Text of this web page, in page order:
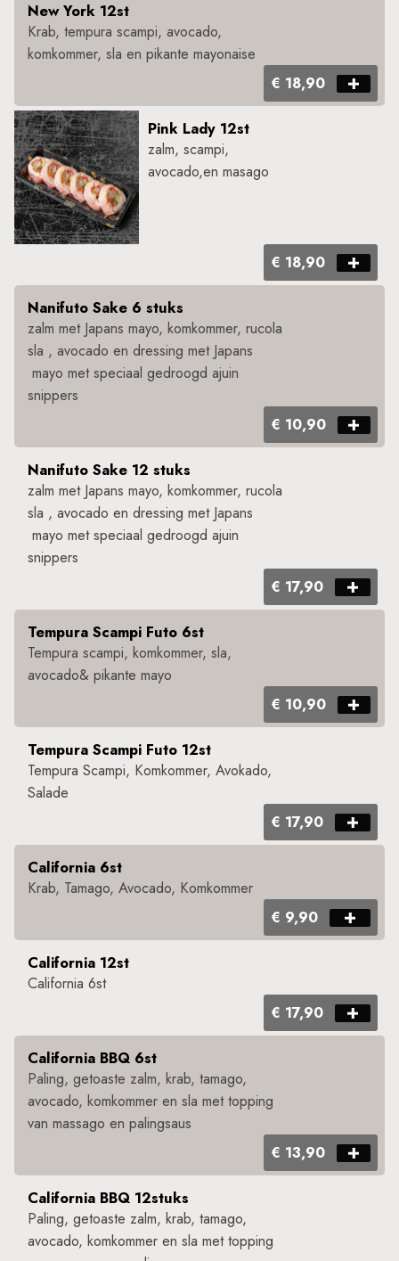
New York 12st
Krab, tempura scampi, avocado,
komkommer, sla en pikante mayonaise ​
€ 18,90
Pink Lady 12st
zalm, scampi,
avocado,en masago
€ 18,90
Nanifuto Sake 6 stuks
zalm met Japans mayo, komkommer, rucola
sla , avocado en dressing met Japans
mayo met speciaal gedroogd ajuin
snippers
€ 10,90
Nanifuto Sake 12 stuks
zalm met Japans mayo, komkommer, rucola
sla , avocado en dressing met Japans
mayo met speciaal gedroogd ajuin
snippers
€ 17,90
Tempura Scampi Futo 6st
Tempura scampi, komkommer, sla,
avocado& pikante mayo ​
€ 10,90
Tempura Scampi Futo 12st
Tempura Scampi, Komkommer, Avokado,
Salade
€ 17,90
California 6st
Krab, Tamago, Avocado, Komkommer
€ 9,90
California 12st
California 6st
€ 17,90
California BBQ 6st
Paling, getoaste zalm, krab, tamago,
avocado, komkommer en sla met topping
van massago en palingsaus
€ 13,90
California BBQ 12stuks
Paling, getoaste zalm, krab, tamago,
avocado, komkommer en sla met topping